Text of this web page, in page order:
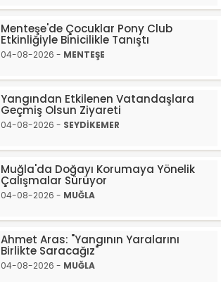
Menteşe'de Çocuklar Pony Club
Etkinliğiyle Binicilikle Tanıştı
04-08-2026 - MENTEŞE
Yangından Etkilenen Vatandaşlara
Geçmiş Olsun Ziyareti
04-08-2026 - SEYDİKEMER
Muğla'da Doğayı Korumaya Yönelik
Çalışmalar Sürüyor
04-08-2026 - MUĞLA
Ahmet Aras: "Yangının Yaralarını
Birlikte Saracağız"
04-08-2026 - MUĞLA